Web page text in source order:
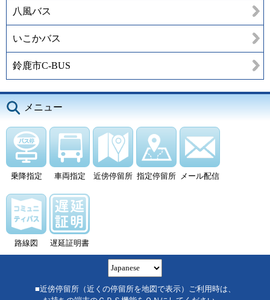
八風バス
いこかバス
鈴鹿市C-BUS
メニュー
乗降指定 車両指定 近傍停留所 指定停留所 メール配信
路線図 遅延証明書
■近傍停留所（近くの停留所を地図で表示）ご利用時は、